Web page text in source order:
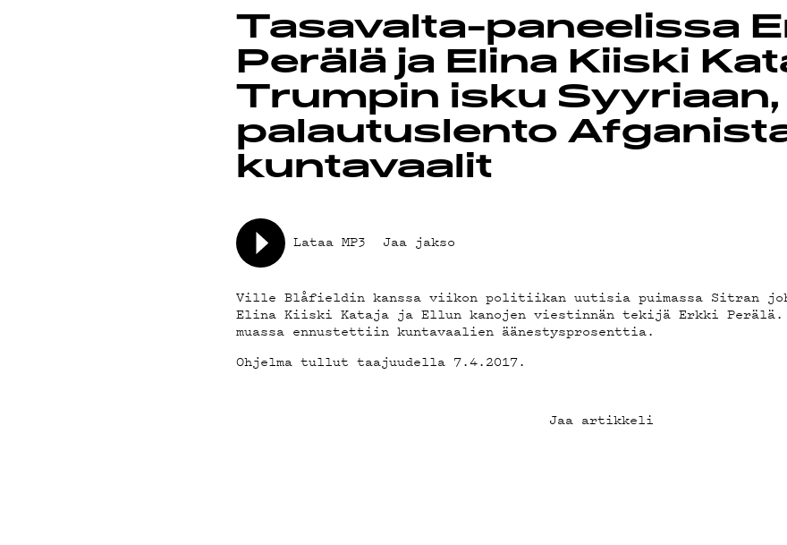
PODCAST
MAINOSTA
YHTEYSTIEDOT
G LIVELAB
YSTÄVÄKLUBI
TIETOSUOJA
Tasavalta-paneelissa
Perälä ja Elina Kiiski
Trumpin isku Syyriaan,
palautuslento
kuntavaalit
Lataa MP3 Jaa jakso
Ville Blåfieldin kanssa viikon politiikan uutisia puimassa Sitran
Elina Kiiski Kataja ja Ellun kanojen viestinnän tekijä Erkki Perälä.
muassa ennustettiin kuntavaalien äänestysprosenttia.
Ohjelma tullut taajuudella 7.4.2017.
Jaa artikkeli